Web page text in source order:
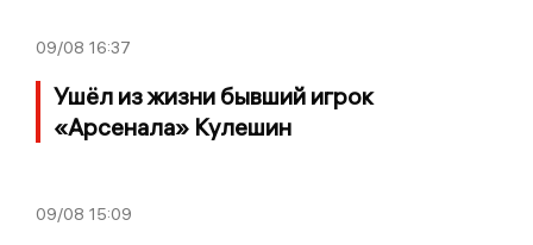
09/08 16:37
Ушёл из жизни бывший игрок
«Арсенала» Кулешин
09/08 15:09